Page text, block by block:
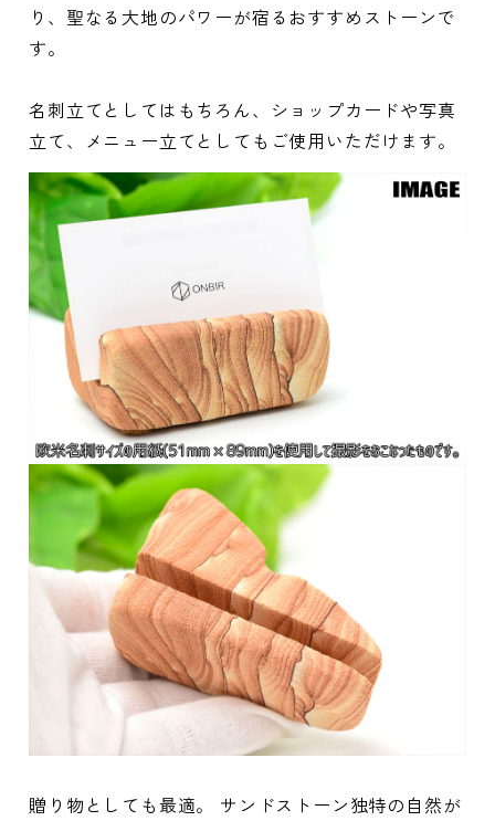
り、聖なる大地のパワーが宿るおすすめストーンで
す。
名刺立てとしてはもちろん、ショップカードや写真
立て、メニュー立てとしてもご使用いただけます。
贈り物としても最適。 サンドストーン独特の自然が